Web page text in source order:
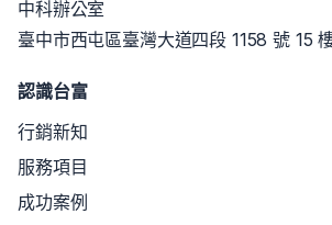
中科辦公室
臺中市西屯區臺灣大道四段 1158 號 15
認識台富
行銷新知
服務項目
成功案例